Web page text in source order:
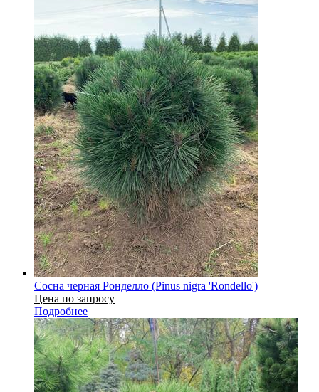
Сосна черная Ронделло (Pinus nigra 'Rondello')
Цена по запросу
Подробнее